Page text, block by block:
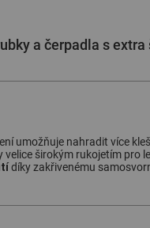
a čerpadla s extra
umožňuje nahradit více
velice širokým rukojetím pro
díky zakřivenému